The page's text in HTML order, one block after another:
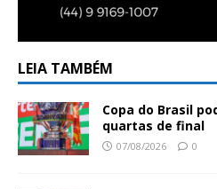
LEIA TAMBÉM
Copa do Brasil
quartas de final
07/08/2026 0